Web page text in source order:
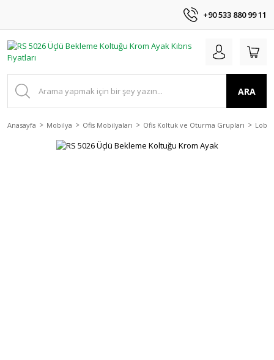
+90 533 880 99 11
ARA
Anasayfa Mobilya Ofis Mobilyaları Ofis Koltuk ve Oturma Grupları Lobi